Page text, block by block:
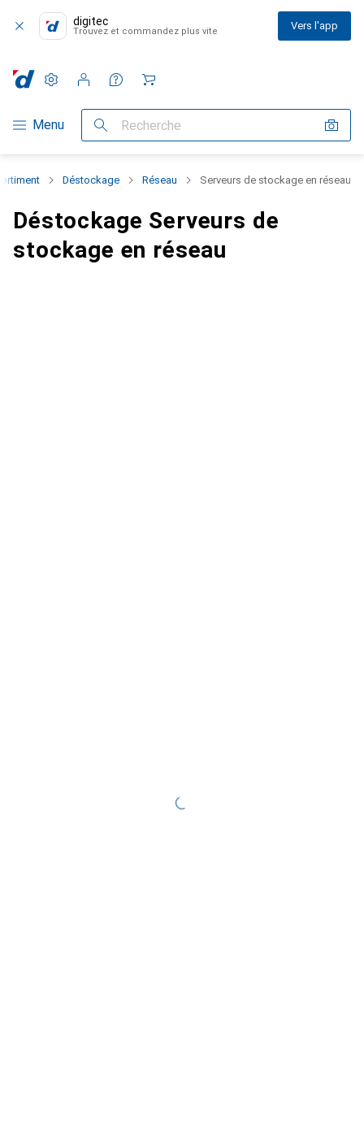
digitec
Trouvez et commandez plus vite Vers l'app
Navigation par catégorie
Menu Recherche
Paramètres
Compte client
Listes de comparaison
Listes d'envies
Panier
Déstockage Réseau Serveurs de stockage en réseau
Déstockage Serveurs de
stockage en réseau